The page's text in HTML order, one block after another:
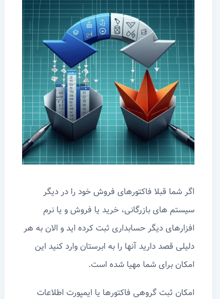
اگر شما قبلا فاکتورهای فروش خود را در دیگر
سیستم های بازرگانی، خرید یا فروش و یا نرم
افزارهای دیگر حسابداری ثبت کرده اید و الان به هر
دلیلی قصد دارید آنها را به ابرستان وارد کنید این
امکان برای شما مهیا شده است.
امکان ثبت گروهی فاکتورها یا ایمپورت اطلاعات